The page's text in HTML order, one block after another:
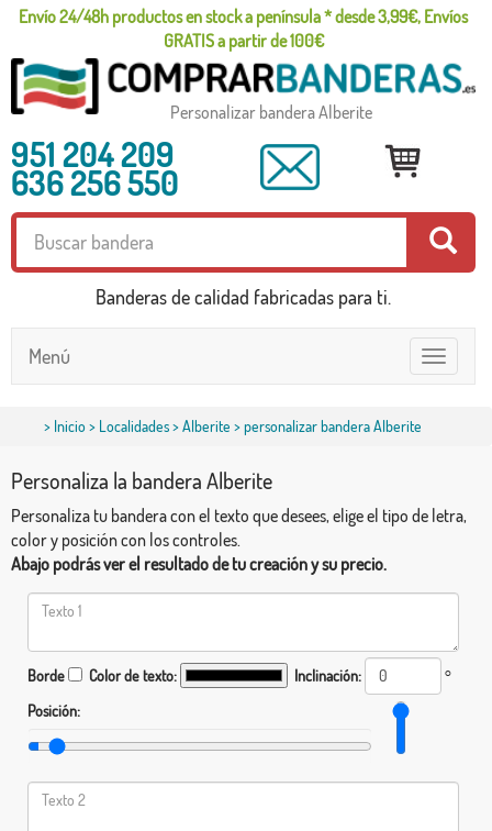
Envío 24/48h productos en stock a península * desde 3,99€, Envíos
GRATIS a partir de 100€
Personalizar bandera Alberite
951 204 209
636 256 550
Banderas de calidad fabricadas para ti.
Toggle
navigation
Menú
> Inicio> Localidades>Alberite > personalizar bandera Alberite
Personaliza la bandera Alberite
Personaliza tu bandera con el texto que desees, elige el tipo de letra,
color y posición con los controles.
Abajo podrás ver el resultado de tu creación y su precio.
Borde Color de texto: Inclinación:
°
Posición: